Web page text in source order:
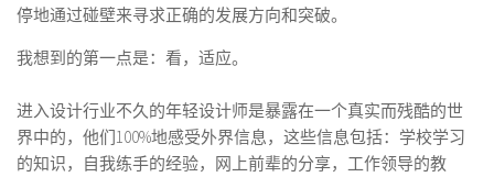
停地通过碰壁来寻求正确的发展方向和突破。
我想到的第一点是：看，适应。
进入设计行业不久的年轻设计师是暴露在一个真实而残酷的世
界中的，他们100%地感受外界信息，这些信息包括：学校学习
的知识，自我练手的经验，网上前辈的分享，工作领导的教